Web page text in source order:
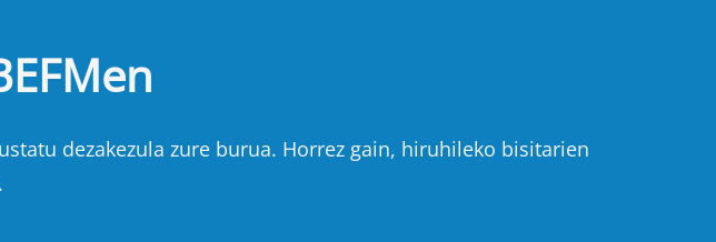
dezakezula zure burua. Horrez gain, hiruhileko bisitarien